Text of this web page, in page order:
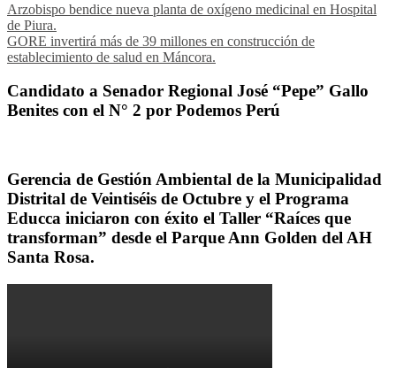
Arzobispo bendice nueva planta de oxígeno medicinal en Hospital
de Piura.
GORE invertirá más de 39 millones en construcción de
establecimiento de salud en Máncora.
Candidato a Senador Regional José “Pepe” Gallo
Benites con el N° 2 por Podemos Perú
Gerencia de Gestión Ambiental de la Municipalidad
Distrital de Veintiséis de Octubre y el Programa
Educca iniciaron con éxito el Taller “Raíces que
transforman” desde el Parque Ann Golden del AH
Santa Rosa.